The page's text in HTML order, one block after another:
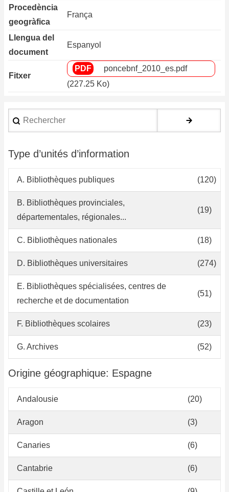
Procedència
geogràfica
França
Llengua del
document
Espanyol
Fitxer
poncebnf_2010_es.pdf
(227.25 Ko)
Rechercher
Type d’unités d’information
A. Bibliothèques publiques (120)
B. Bibliothèques provinciales,
départementales, régionales...
(19)
C. Bibliothèques nationales (18)
D. Bibliothèques universitaires (274)
E. Bibliothèques spécialisées, centres de
recherche et de documentation
(51)
F. Bibliothèques scolaires (23)
G. Archives (52)
Origine géographique: Espagne
Andalousie (20)
Aragon (3)
Canaries (6)
Cantabrie (6)